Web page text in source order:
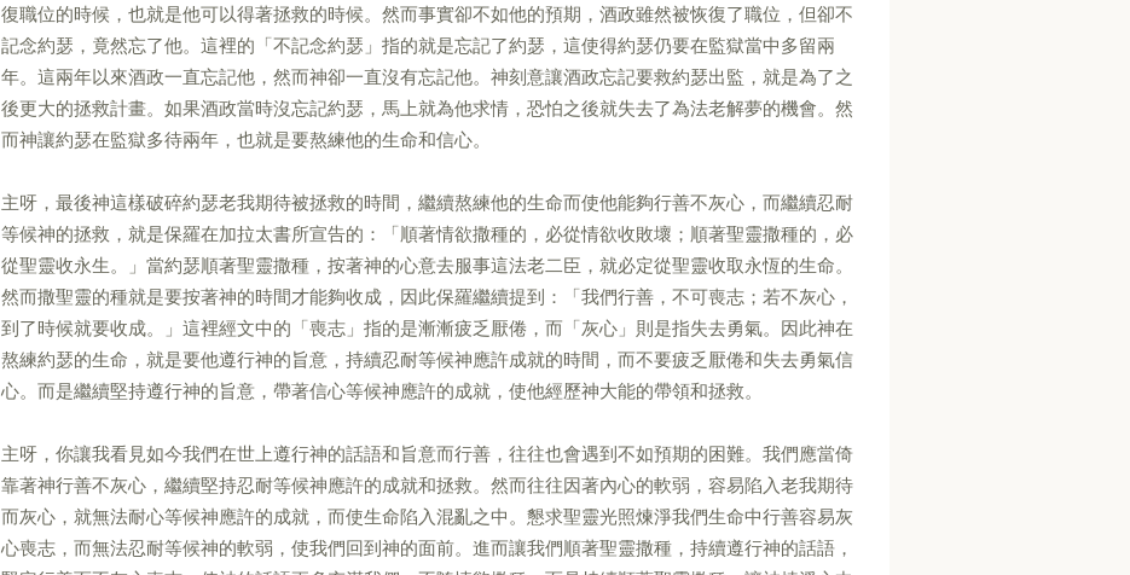
復職位的時候，也就是他可以得著拯救的時候。然而事實卻不如他的預期，酒政雖然被恢復了職位，但卻不
記念約瑟，竟然忘了他。這裡的「不記念約瑟」指的就是忘記了約瑟，這使得約瑟仍要在監獄當中多留兩
年。這兩年以來酒政一直忘記他，然而神卻一直沒有忘記他。神刻意讓酒政忘記要救約瑟出監，就是為了之
後更大的拯救計畫。如果酒政當時沒忘記約瑟，馬上就為他求情，恐怕之後就失去了為法老解夢的機會。然
而神讓約瑟在監獄多待兩年，也就是要熬練他的生命和信心。
主呀，最後神這樣破碎約瑟老我期待被拯救的時間，繼續熬練他的生命而使他能夠行善不灰心，而繼續忍耐
等候神的拯救，就是保羅在加拉太書所宣告的：「順著情欲撒種的，必從情欲收敗壞；順著聖靈撒種的，必
從聖靈收永生。」當約瑟順著聖靈撒種，按著神的心意去服事這法老二臣，就必定從聖靈收取永恆的生命。
然而撒聖靈的種就是要按著神的時間才能夠收成，因此保羅繼續提到：「我們行善，不可喪志；若不灰心，
到了時候就要收成。」這裡經文中的「喪志」指的是漸漸疲乏厭倦，而「灰心」則是指失去勇氣。因此神在
熬練約瑟的生命，就是要他遵行神的旨意，持續忍耐等候神應許成就的時間，而不要疲乏厭倦和失去勇氣信
心。而是繼續堅持遵行神的旨意，帶著信心等候神應許的成就，使他經歷神大能的帶領和拯救。
主呀，你讓我看見如今我們在世上遵行神的話語和旨意而行善，往往也會遇到不如預期的困難。我們應當倚
靠著神行善不灰心，繼續堅持忍耐等候神應許的成就和拯救。然而往往因著內心的軟弱，容易陷入老我期待
而灰心，就無法耐心等候神應許的成就，而使生命陷入混亂之中。懇求聖靈光照煉淨我們生命中行善容易灰
心喪志，而無法忍耐等候神的軟弱，使我們回到神的面前。進而讓我們順著聖靈撒種，持續遵行神的話語，